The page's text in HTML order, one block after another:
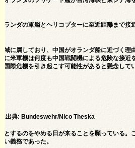
ンダの軍艦とヘリコプターに至近距離まで接
に属しており、中国がオランダ船に近づく理
米軍機は何度も中国戦闘機による危険な接近
際危機を引き起こす可能性があると懸念して
出典: Bundeswehr/Nico Theska
するのをやめる日が来ることを願っている。
い義務であった。